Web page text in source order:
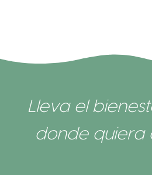
Lleva el
donde quiera